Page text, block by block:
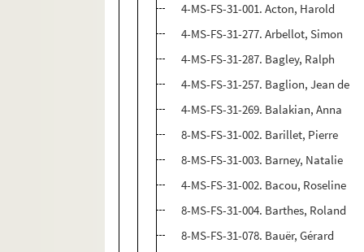
4-MS-FS-31-001. Acton, Harold
4-MS-FS-31-277. Arbellot, Simon
4-MS-FS-31-287. Bagley, Ralph
4-MS-FS-31-257. Baglion, Jean de
4-MS-FS-31-269. Balakian, Anna
8-MS-FS-31-002. Barillet, Pierre
8-MS-FS-31-003. Barney, Natalie
4-MS-FS-31-002. Bacou, Roseline
8-MS-FS-31-004. Barthes, Roland
8-MS-FS-31-078. Bauër, Gérard